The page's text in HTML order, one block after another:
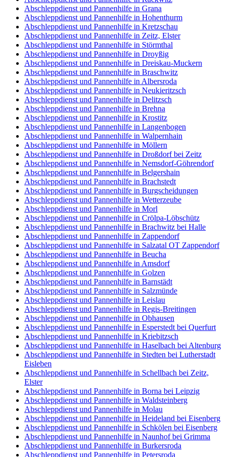
Abschleppdienst und Pannenhilfe in Grana
Abschleppdienst und Pannenhilfe in Hohenthurm
Abschleppdienst und Pannenhilfe in Kretzschau
Abschleppdienst und Pannenhilfe in Zeitz, Elster
Abschleppdienst und Pannenhilfe in Störmthal
Abschleppdienst und Pannenhilfe in Droyßig
Abschleppdienst und Pannenhilfe in Dreiskau-Muckern
Abschleppdienst und Pannenhilfe in Braschwitz
Abschleppdienst und Pannenhilfe in Albersroda
Abschleppdienst und Pannenhilfe in Neukieritzsch
Abschleppdienst und Pannenhilfe in Delitzsch
Abschleppdienst und Pannenhilfe in Brehna
Abschleppdienst und Pannenhilfe in Krostitz
Abschleppdienst und Pannenhilfe in Langenbogen
Abschleppdienst und Pannenhilfe in Walpernhain
Abschleppdienst und Pannenhilfe in Möllern
Abschleppdienst und Pannenhilfe in Droßdorf bei Zeitz
Abschleppdienst und Pannenhilfe in Nemsdorf-Göhrendorf
Abschleppdienst und Pannenhilfe in Belgershain
Abschleppdienst und Pannenhilfe in Brachstedt
Abschleppdienst und Pannenhilfe in Burgscheidungen
Abschleppdienst und Pannenhilfe in Wetterzeube
Abschleppdienst und Pannenhilfe in Morl
Abschleppdienst und Pannenhilfe in Crölpa-Löbschütz
Abschleppdienst und Pannenhilfe in Brachwitz bei Halle
Abschleppdienst und Pannenhilfe in Zappendorf
Abschleppdienst und Pannenhilfe in Salzatal OT Zappendorf
Abschleppdienst und Pannenhilfe in Beucha
Abschleppdienst und Pannenhilfe in Amsdorf
Abschleppdienst und Pannenhilfe in Golzen
Abschleppdienst und Pannenhilfe in Barnstädt
Abschleppdienst und Pannenhilfe in Salzmünde
Abschleppdienst und Pannenhilfe in Leislau
Abschleppdienst und Pannenhilfe in Regis-Breitingen
Abschleppdienst und Pannenhilfe in Obhausen
Abschleppdienst und Pannenhilfe in Esperstedt bei Querfurt
Abschleppdienst und Pannenhilfe in Kriebitzsch
Abschleppdienst und Pannenhilfe in Haselbach bei Altenburg
Abschleppdienst und Pannenhilfe in Stedten bei Lutherstadt
Eisleben
Abschleppdienst und Pannenhilfe in Schellbach bei Zeitz,
Elster
Abschleppdienst und Pannenhilfe in Borna bei Leipzig
Abschleppdienst und Pannenhilfe in Waldsteinberg
Abschleppdienst und Pannenhilfe in Molau
Abschleppdienst und Pannenhilfe in Heideland bei Eisenberg
Abschleppdienst und Pannenhilfe in Schkölen bei Eisenberg
Abschleppdienst und Pannenhilfe in Naunhof bei Grimma
Abschleppdienst und Pannenhilfe in Burkersroda
Abschleppdienst und Pannenhilfe in Petersroda